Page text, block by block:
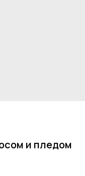
и пледом